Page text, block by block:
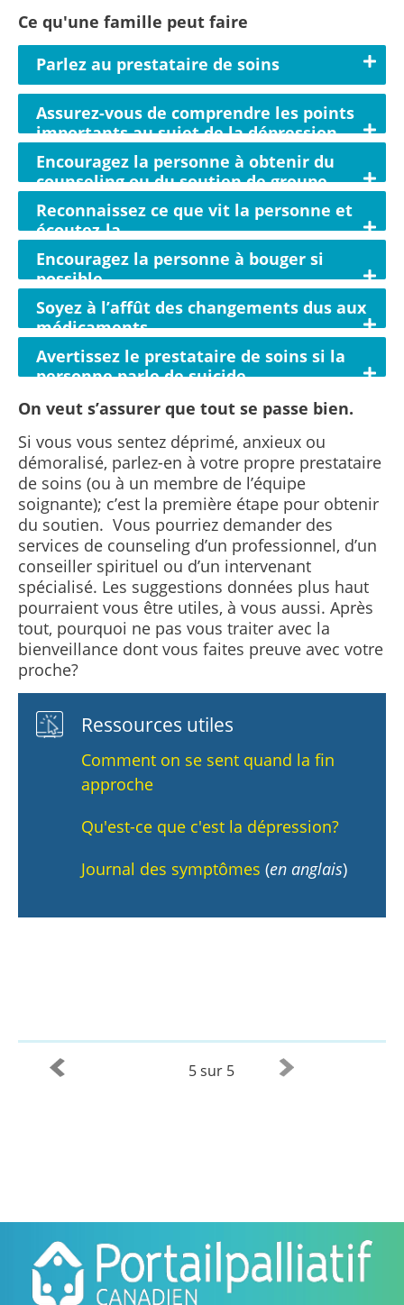
Ce qu'une famille peut faire
Parlez au prestataire de soins
Assurez-vous de comprendre les points
importants au sujet de la dépression
Encouragez la personne à obtenir du
counseling ou du soutien de groupe
Reconnaissez ce que vit la personne et
écoutez-la
Encouragez la personne à bouger si
possible
Soyez à l’affût des changements dus aux
médicaments
Avertissez le prestataire de soins si la
personne parle de suicide
On veut s’assurer que tout se passe bien.
Si vous vous sentez déprimé, anxieux ou
démoralisé, parlez-en à votre propre prestataire
de soins (ou à un membre de l’équipe
soignante); c’est la première étape pour obtenir
du soutien. Vous pourriez demander des
services de counseling d’un professionnel, d’un
conseiller spirituel ou d’un intervenant
spécialisé. Les suggestions données plus haut
pourraient vous être utiles, à vous aussi. Après
tout, pourquoi ne pas vous traiter avec la
bienveillance dont vous faites preuve avec votre
proche?
Ressources utiles
Comment on se sent quand la fin
approche
Qu'est-ce que c'est la dépression?
Journal des symptômes (en anglais)
5 sur 5